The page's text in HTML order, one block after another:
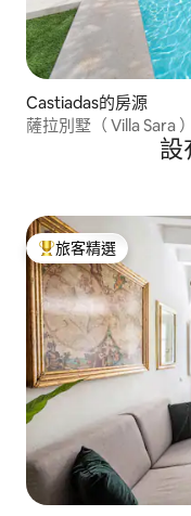
Castiadas的房源
薩拉別墅（ Villa Sara ）
設
旅客精選榜首
旅客精選